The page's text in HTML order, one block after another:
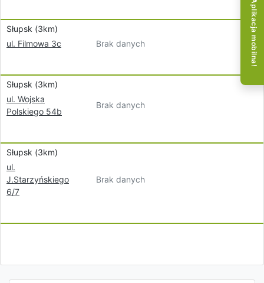
Słupsk (3km)
ul. Filmowa 3c
Brak danych
Słupsk (3km)
ul. Wojska
Polskiego 54b
Brak danych
Słupsk (3km)
ul.
J.Starzyńskiego
6/7
Brak danych
Aplikacja mobilna!